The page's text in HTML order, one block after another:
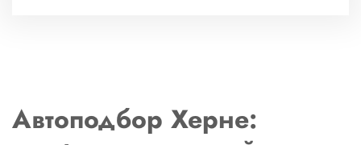
Автоподбор Херне: